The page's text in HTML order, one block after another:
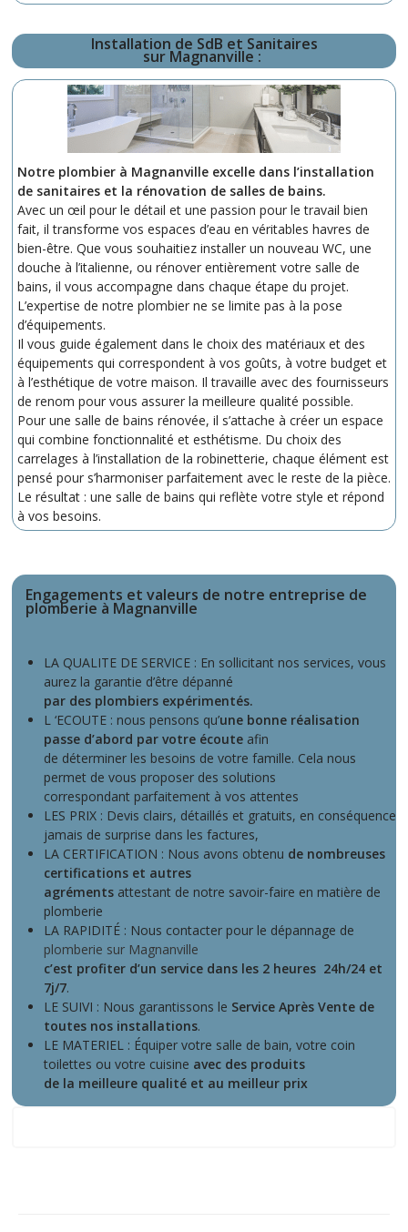
Installation de SdB et Sanitaires
sur Magnanville :
Notre plombier à Magnanville excelle dans l’installation
de sanitaires et la rénovation de salles de bains.
Avec un œil pour le détail et une passion pour le travail bien
fait, il transforme vos espaces d’eau en véritables havres de
bien-être. Que vous souhaitiez installer un nouveau WC, une
douche à l’italienne, ou rénover entièrement votre salle de
bains, il vous accompagne dans chaque étape du projet.
L’expertise de notre plombier ne se limite pas à la pose
d’équipements.
Il vous guide également dans le choix des matériaux et des
équipements qui correspondent à vos goûts, à votre budget et
à l’esthétique de votre maison. Il travaille avec des fournisseurs
de renom pour vous assurer la meilleure qualité possible.
Pour une salle de bains rénovée, il s’attache à créer un espace
qui combine fonctionnalité et esthétisme. Du choix des
carrelages à l’installation de la robinetterie, chaque élément est
pensé pour s’harmoniser parfaitement avec le reste de la pièce.
Le résultat : une salle de bains qui reflète votre style et répond
à vos besoins.
Engagements et valeurs de notre entreprise de
plomberie à Magnanville
LA QUALITE DE SERVICE : En sollicitant nos services, vous
aurez la garantie d’être dépanné
par des plombiers expérimentés.
L ‘ECOUTE : nous pensons qu’une bonne réalisation
passe d’abord par votre écoute afin
de déterminer les besoins de votre famille. Cela nous
permet de vous proposer des solutions
correspondant parfaitement à vos attentes
LES PRIX : Devis clairs, détaillés et gratuits, en conséquence
jamais de surprise dans les factures,
LA CERTIFICATION : Nous avons obtenu de nombreuses
certifications et autres
agréments attestant de notre savoir-faire en matière de
plomberie
LA RAPIDITÉ : Nous contacter pour le dépannage de
plomberie sur Magnanville
c’est profiter d’un service dans les 2 heures 24h/24 et
7j/7.
LE SUIVI : Nous garantissons le Service Après Vente de
toutes nos installations.
LE MATERIEL : Équiper votre salle de bain, votre coin
toilettes ou votre cuisine avec des produits
de la meilleure qualité et au meilleur prix